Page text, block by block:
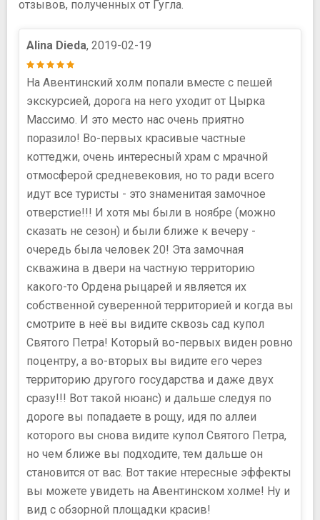
отзывов, полученных от Гугла.
Alina Dieda, 2019-02-19
На Авентинский холм попали вместе с пешей
экскурсией, дорога на него уходит от Цырка
Массимо. И это место нас очень приятно
поразило! Во-первых красивые частные
коттеджи, очень интересный храм с мрачной
отмосферой средневековия, но то ради всего
идут все туристы - это знаменитая замочное
отверстие!!! И хотя мы были в ноябре (можно
сказать не сезон) и были ближе к вечеру -
очередь была человек 20! Эта замочная
скважина в двери на частную территорию
какого-то Ордена рыцарей и является их
собственной суверенной территорией и когда вы
смотрите в неё вы видите сквозь сад купол
Святого Петра! Который во-первых виден ровно
поцентру, а во-вторых вы видите его через
территорию другого государства и даже двух
сразу!!! Вот такой нюанс) и дальше следуя по
дороге вы попадаете в рощу, идя по аллеи
которого вы снова видите купол Святого Петра,
но чем ближе вы подходите, тем дальше он
становится от вас. Вот такие нтересные эффекты
вы можете увидеть на Авентинском холме! Ну и
вид с обзорной площадки красив!